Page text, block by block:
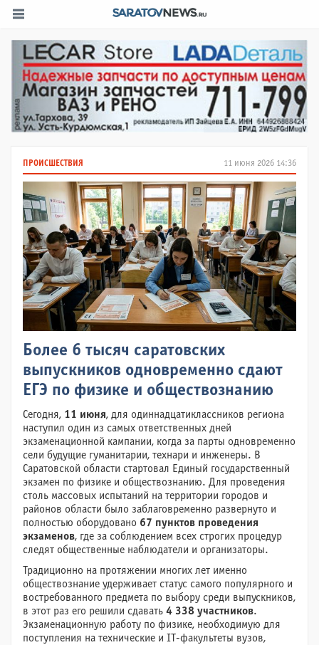
11 июня 2026 14:36
ПРОИСШЕСТВИЯ
Более 6 тысяч саратовских
выпускников одновременно сдают
ЕГЭ по физике и обществознанию
Сегодня, 11 июня, для одиннадцатиклассников региона
наступил один из самых ответственных дней
экзаменационной кампании, когда за парты одновременно
сели будущие гуманитарии, технари и инженеры. В
Саратовской области стартовал Единый государственный
экзамен по физике и обществознанию. Для проведения
столь массовых испытаний на территории городов и
районов области было заблаговременно развернуто и
полностью оборудовано 67 пунктов проведения
экзаменов, где за соблюдением всех строгих процедур
следят общественные наблюдатели и организаторы.
Традиционно на протяжении многих лет именно
обществознание удерживает статус самого популярного и
востребованного предмета по выбору среди выпускников,
в этот раз его решили сдавать 4 338 участников.
Экзаменационную работу по физике, необходимую для
поступления на технические и IT-факультеты вузов,